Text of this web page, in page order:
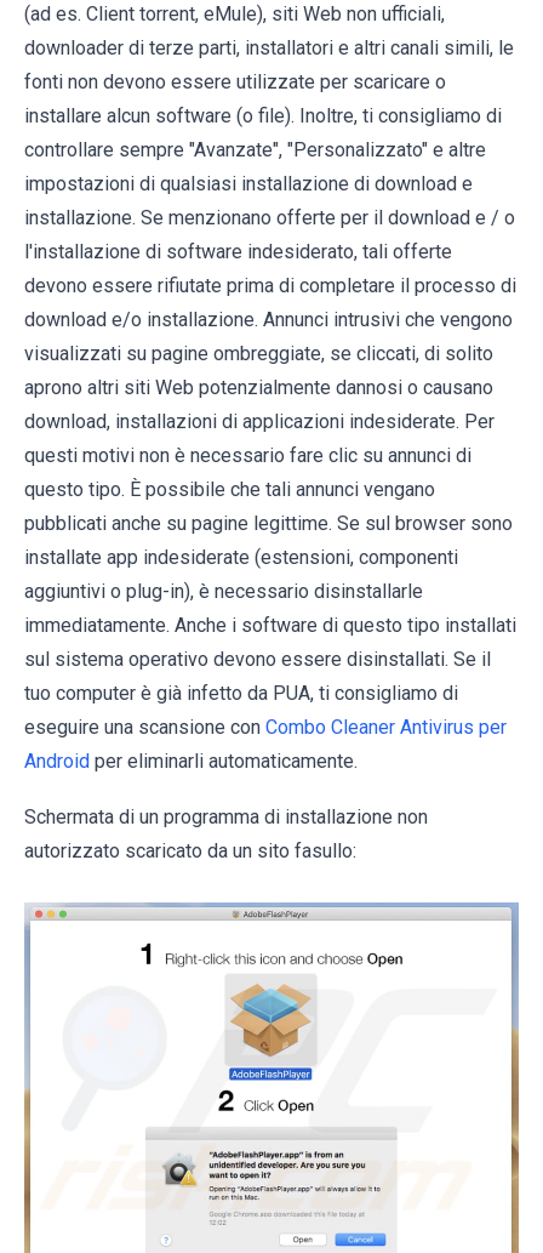
(ad es. Client torrent, eMule), siti Web non ufficiali,
downloader di terze parti, installatori e altri canali simili, le
fonti non devono essere utilizzate per scaricare o
installare alcun software (o file). Inoltre, ti consigliamo di
controllare sempre "Avanzate", "Personalizzato" e altre
impostazioni di qualsiasi installazione di download e
installazione. Se menzionano offerte per il download e / o
l'installazione di software indesiderato, tali offerte
devono essere rifiutate prima di completare il processo di
download e/o installazione. Annunci intrusivi che vengono
visualizzati su pagine ombreggiate, se cliccati, di solito
aprono altri siti Web potenzialmente dannosi o causano
download, installazioni di applicazioni indesiderate. Per
questi motivi non è necessario fare clic su annunci di
questo tipo. È possibile che tali annunci vengano
pubblicati anche su pagine legittime. Se sul browser sono
installate app indesiderate (estensioni, componenti
aggiuntivi o plug-in), è necessario disinstallarle
immediatamente. Anche i software di questo tipo installati
sul sistema operativo devono essere disinstallati. Se il
tuo computer è già infetto da PUA, ti consigliamo di
eseguire una scansione con Combo Cleaner Antivirus per
Android per eliminarli automaticamente.
Schermata di un programma di installazione non
autorizzato scaricato da un sito fasullo: